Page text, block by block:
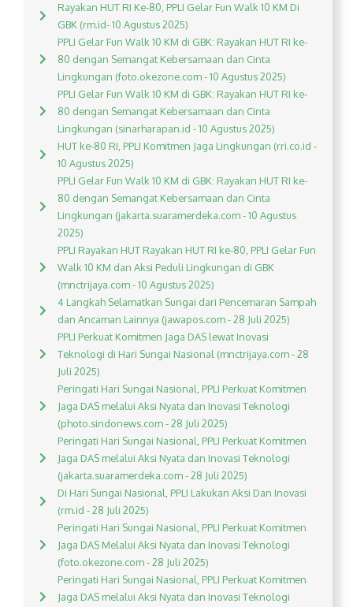
Rayakan HUT RI Ke-80, PPLI Gelar Fun Walk 10 KM Di
GBK (rm.id- 10 Agustus 2025)
PPLI Gelar Fun Walk 10 KM di GBK: Rayakan HUT RI ke-
80 dengan Semangat Kebersamaan dan Cinta
Lingkungan (foto.okezone.com - 10 Agustus 2025)
PPLI Gelar Fun Walk 10 KM di GBK: Rayakan HUT RI ke-
80 dengan Semangat Kebersamaan dan Cinta
Lingkungan (sinarharapan.id - 10 Agustus 2025)
HUT ke-80 RI, PPLI Komitmen Jaga Lingkungan (rri.co.id -
10 Agustus 2025)
PPLI Gelar Fun Walk 10 KM di GBK: Rayakan HUT RI ke-
80 dengan Semangat Kebersamaan dan Cinta
Lingkungan (jakarta.suaramerdeka.com - 10 Agustus
2025)
PPLI Rayakan HUT Rayakan HUT RI ke-80, PPLI Gelar Fun
Walk 10 KM dan Aksi Peduli Lingkungan di GBK
(mnctrijaya.com - 10 Agustus 2025)
4 Langkah Selamatkan Sungai dari Pencemaran Sampah
dan Ancaman Lainnya (jawapos.com - 28 Juli 2025)
PPLI Perkuat Komitmen Jaga DAS lewat Inovasi
Teknologi di Hari Sungai Nasional (mnctrijaya.com - 28
Juli 2025)
Peringati Hari Sungai Nasional, PPLI Perkuat Komitmen
Jaga DAS melalui Aksi Nyata dan Inovasi Teknologi
(photo.sindonews.com - 28 Juli 2025)
Peringati Hari Sungai Nasional, PPLI Perkuat Komitmen
Jaga DAS melalui Aksi Nyata dan Inovasi Teknologi
(jakarta.suaramerdeka.com - 28 Juli 2025)
Di Hari Sungai Nasional, PPLI Lakukan Aksi Dan Inovasi
(rm.id - 28 Juli 2025)
Peringati Hari Sungai Nasional, PPLI Perkuat Komitmen
Jaga DAS Melalui Aksi Nyata dan Inovasi Teknologi
(foto.okezone.com - 28 Juli 2025)
Peringati Hari Sungai Nasional, PPLI Perkuat Komitmen
Jaga DAS melalui Aksi Nyata dan Inovasi Teknologi